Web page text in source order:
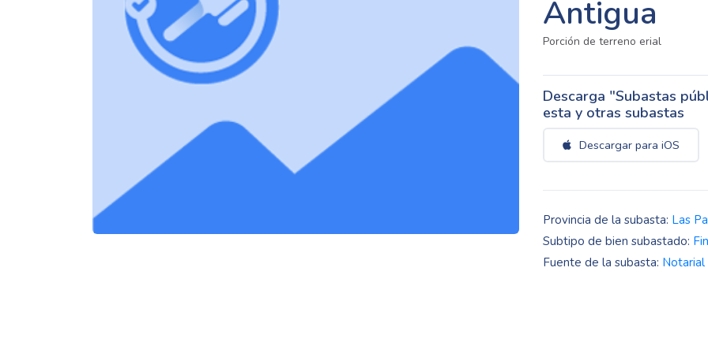
Antigua
Porción de terreno erial
Descarga "Subastas
esta y otras subastas
Descargar para iOS
Provincia de la subasta: Las
Subtipo de bien subastado:
Fuente de la subasta: Notarial